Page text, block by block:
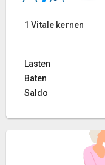
1 Vitale kernen
Lasten
Baten
Saldo